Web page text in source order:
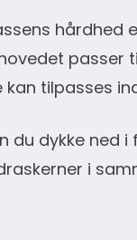
hårdhed
passer
tilpasses
du dykke ned
i